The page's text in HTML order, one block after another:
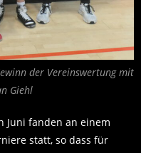
der Vereinswertung mit
Giehl
Juni fanden an einem
statt, so dass für